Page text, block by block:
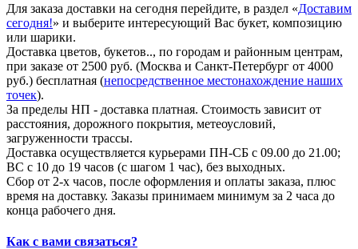
Для заказа доставки на сегодня перейдите, в раздел «Доставим
сегодня!» и выберите интересующий Вас букет, композицию
или шарики.
Доставка цветов, букетов.., по городам и районным центрам,
при заказе от 2500 руб. (Москва и Санкт-Петербург от 4000
руб.) бесплатная (непосредственное местонахождение наших
точек).
За пределы НП - доставка платная. Стоимость зависит от
расстояния, дорожного покрытия, метеоусловий,
загруженности трассы.
Доставка осуществляется курьерами ПН-СБ с 09.00 до 21.00;
ВС с 10 до 19 часов (с шагом 1 час), без выходных.
Сбор от 2-х часов, после оформления и оплаты заказа, плюс
время на доставку. Заказы принимаем минимум за 2 часа до
конца рабочего дня.
Как с вами связаться?